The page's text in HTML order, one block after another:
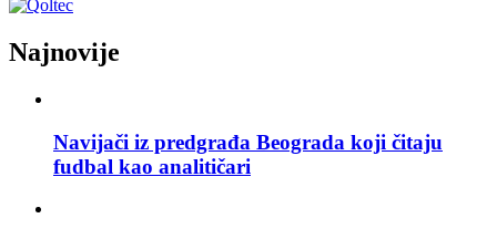
Najnovije
Navijači iz predgrađa Beograda koji čitaju
fudbal kao analitičari